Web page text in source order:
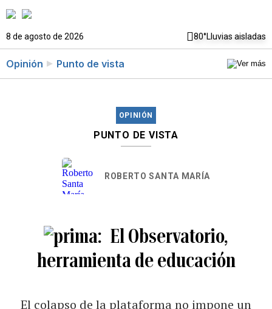
8 de agosto de 2026 80°Lluvias aisladas
Opinión Punto de vista
OPINIÓN
PUNTO DE VISTA
ROBERTO SANTA MARÍA
El Observatorio,
herramienta de educación
El colapso de la plataforma no impone un